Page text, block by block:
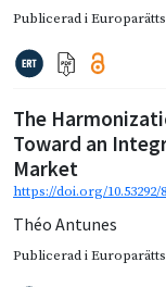
Publicerad i
The
Toward an
Market
https://doi.org/10.53292/
Théo Antunes
Publicerad i